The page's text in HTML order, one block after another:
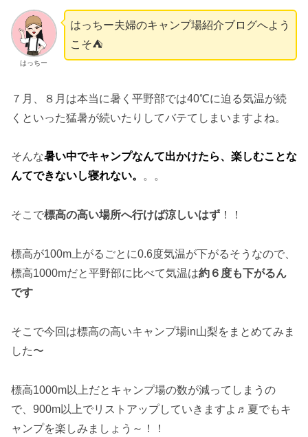
はっちー
はっちー夫婦のキャンプ場紹介ブログへよう
こそ⛺️
７月、８月は本当に暑く平野部では40℃に迫る気温が続
くといった猛暑が続いたりしてバテてしまいますよね。
そんな暑い中でキャンプなんて出かけたら、楽しむことな
んてできないし寝れない。
。。
そこで標高の高い場所へ行けば涼しいはず ！！
標高が100m上がるごとに0.6度気温が下がるそうなので、
標高1000mだと平野部に比べて気温は約６度も下がるん
です
そこで今回は標高の高いキャンプ場in山梨をまとめてみま
した〜
標高1000m以上だとキャンプ場の数が減ってしまうの
で、900m以上でリストアップしていきますよ♬夏でもキ
ャンプを楽しみましょう～！！